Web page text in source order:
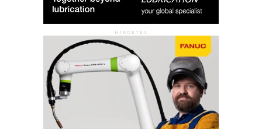
HIRDETÉS